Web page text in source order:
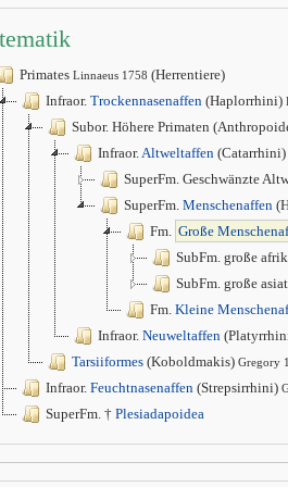
Primates Linnaeus 1758 (Herrentiere)
Infraor. Trockennasenaffen (Haplorrhini)
Subor. Höhere Primaten
Infraor. Altweltaffen (Catarrhini)
SuperFm. Geschwänzte
SuperFm. Menschenaffen
Fm. Große
SubFm. große
SubFm. große
Fm. Kleine
Infraor. Neuweltaffen
Tarsiiformes (Koboldmakis) Gregory
Infraor. Feuchtnasenaffen (Strepsirrhini)
SuperFm. † Plesiadapoidea